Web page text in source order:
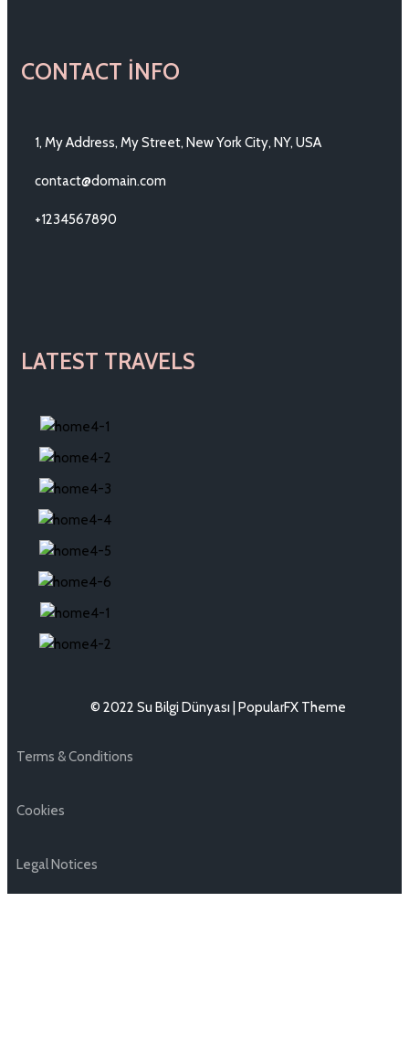
CONTACT INFO
1, My Address, My Street, New York City, NY, USA
contact@domain.com
+1234567890
LATEST TRAVELS
© 2022 Su Bilgi Dünyası | PopularFX Theme
Terms & Conditions
Cookies
Legal Notices